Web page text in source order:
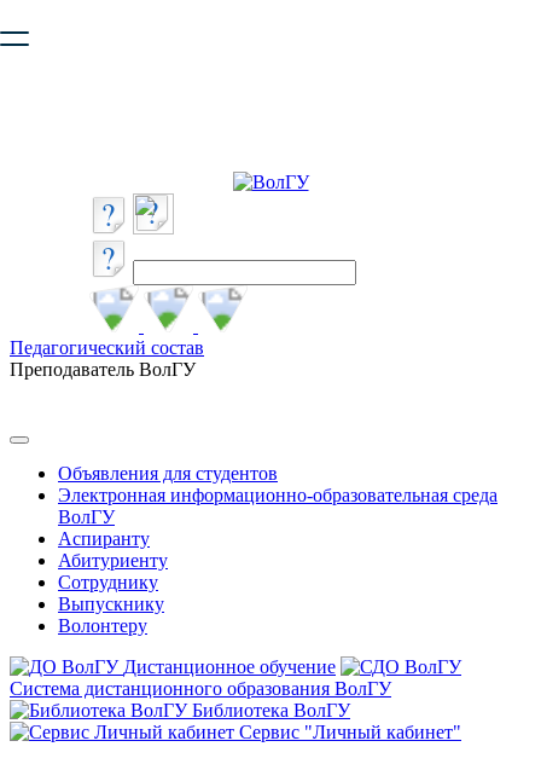
безопасную работу с сайтом. Пожалуйста
Педагогический состав
Преподаватель ВолГУ
Объявления для студентов
Электронная информационно-образовательная среда
ВолГУ
Аспиранту
Абитуриенту
Сотруднику
Выпускнику
Волонтеру
Дистанционное обучение
Система дистанционного образования ВолГУ
Библиотека ВолГУ
Сервис "Личный кабинет"